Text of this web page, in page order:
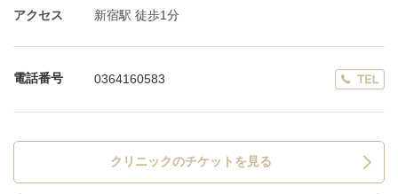
アクセス 新宿駅 徒歩1分
電話番号 0364160583
クリニックのチケットを見る